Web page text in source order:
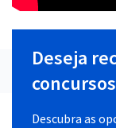
Deseja
Descubra as